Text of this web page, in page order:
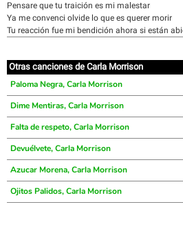
Pensare que tu traición es mi malestar
Ya me convenci olvide lo que es querer morir
Tu reacción fue mi bendición ahora si están
Otras canciones de Carla Morrison
Paloma Negra, Carla Morrison
Dime Mentiras, Carla Morrison
Falta de respeto, Carla Morrison
Devuélvete, Carla Morrison
Azucar Morena, Carla Morrison
Ojitos Palidos, Carla Morrison